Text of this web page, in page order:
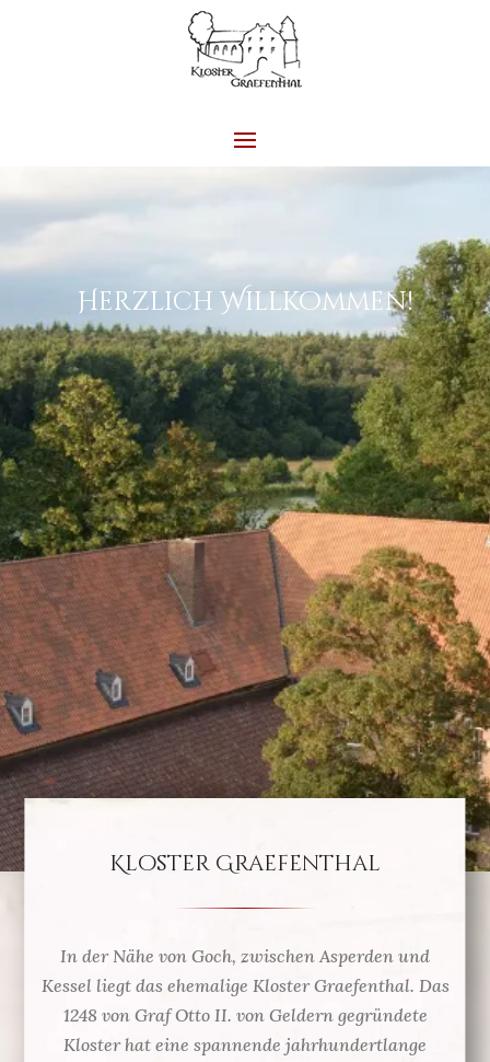
Herzlich Willkommen!
Kloster Graefenthal
In der Nähe von Goch, zwischen Asperden und
Kessel liegt das ehemalige Kloster Graefenthal. Das
1248 von Graf Otto II. von Geldern gegründete
Kloster hat eine spannende jahrhundertlange